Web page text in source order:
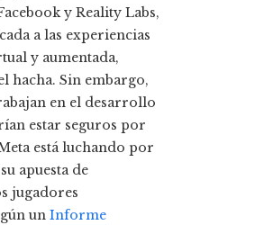
y Reality Labs,
a las experiencias
y aumentada,
hacha. Sin embargo,
en el desarrollo
estar seguros por
está luchando por
apuesta de
jugadores
un Informe